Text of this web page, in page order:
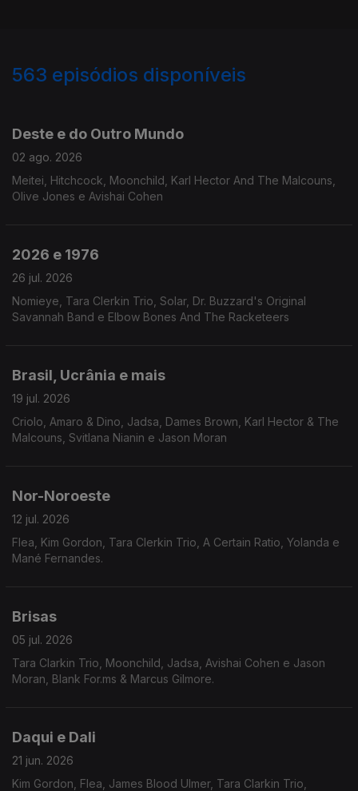
563 episódios disponíveis
Deste e do Outro Mundo
02 ago. 2026
Meitei, Hitchcock, Moonchild, Karl Hector And The Malcouns,
Olive Jones e Avishai Cohen
2026 e 1976
26 jul. 2026
Nomieye, Tara Clerkin Trio, Solar, Dr. Buzzard's Original
Savannah Band e Elbow Bones And The Racketeers
Brasil, Ucrânia e mais
19 jul. 2026
Criolo, Amaro & Dino, Jadsa, Dames Brown, Karl Hector & The
Malcouns, Svitlana Nianin e Jason Moran
Nor-Noroeste
12 jul. 2026
Flea, Kim Gordon, Tara Clerkin Trio, A Certain Ratio, Yolanda e
Mané Fernandes.
Brisas
05 jul. 2026
Tara Clarkin Trio, Moonchild, Jadsa, Avishai Cohen e Jason
Moran, Blank For.ms & Marcus Gilmore.
Daqui e Dali
21 jun. 2026
Kim Gordon, Flea, James Blood Ulmer, Tara Clarkin Trio,